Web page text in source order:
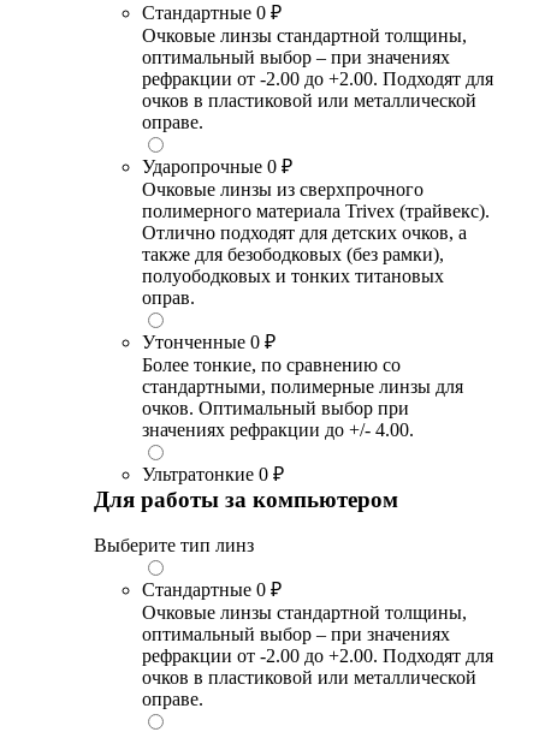
Стандартные 0 ₽
Очковые линзы стандартной толщины,
оптимальный выбор – при значениях
рефракции от -2.00 до +2.00. Подходят для
очков в пластиковой или металлической
оправе.
Ударопрочные 0 ₽
Очковые линзы из сверхпрочного
полимерного материала Trivex (трайвекс).
Отлично подходят для детских очков, а
также для безободковых (без рамки),
полуободковых и тонких титановых
оправ.
Утонченные 0 ₽
Более тонкие, по сравнению со
стандартными, полимерные линзы для
очков. Оптимальный выбор при
значениях рефракции до +/- 4.00.
Ультратонкие 0 ₽
Для работы за компьютером
Выберите тип линз
Стандартные 0 ₽
Очковые линзы стандартной толщины,
оптимальный выбор – при значениях
рефракции от -2.00 до +2.00. Подходят для
очков в пластиковой или металлической
оправе.